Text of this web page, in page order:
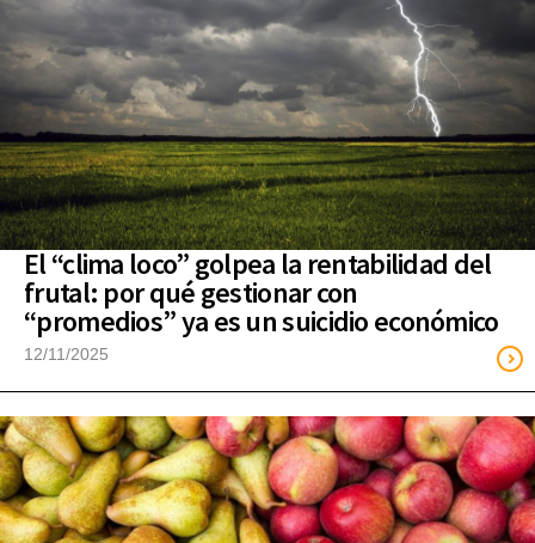
El “clima loco” golpea la rentabilidad del
frutal: por qué gestionar con
“promedios” ya es un suicidio económico
12/11/2025